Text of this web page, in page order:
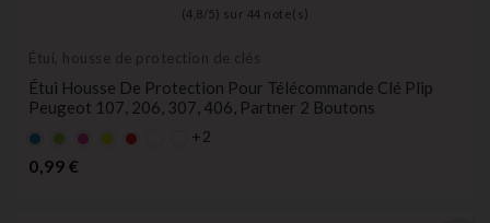
(4,8 / 5) sur 44 note(s)
Étui, housse de protection de clés
Étui Housse De Protection Pour Télécommande Clé Plip
Peugeot 107, 206, 307, 406, Partner 2 Boutons
BleuVertroseJaunerouge +2
0,99 €